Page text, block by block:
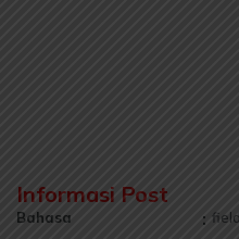
Informasi Post
Bahasa :